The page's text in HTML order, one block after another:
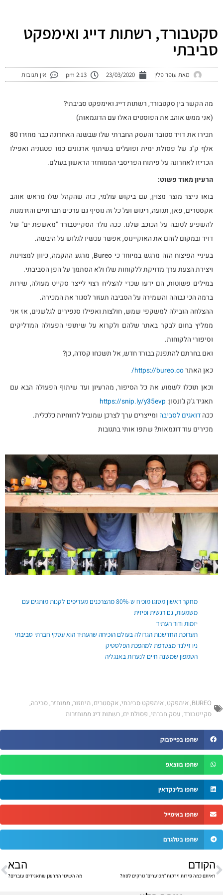
סקטבורד, רשתות דייג ואימפקט
סביבתי
מאת עופר פלין 23/03/2020
2:13 pm אין תגובות
מה הקשר בין סקטבורד, רשתות דייג ואימפקט סביבתי?
(אני ממש אוהב את הפוסטים האלו עם הדוגמאות)
תכירו את דויד סטובר והעסק החברתי שלו שבשנה האחרונה כבר מחזרו 80
אלף ק"ג של פסולת ימית ופועלים בשיתוף ארגונים כמו פטגוניה ואפילו
הכריזו לאחרונה על פיתוח הפריסבי הממוחזר הראשון בעולם.
הרעיון מאוד פשוט:
בואו נייצר מוצר מצוין, עם ביקוש עולמי, כזה שהקהל שלו מראש אוהב
אקסטרים, פאן, תנועה, ריגוש ועל כל זה נוסיף גם ערכים חברתיים והזדמנות
להשפיע לטובה על הכוכב שלנו. ככה נולד הסקייטבורד "מאשפת ים" של
דויד ובמקום לזהם את האוקיינוס, אפשר עכשיו לגלוש על היבשה.
בעיניי הפיצוח הזה מרגש במיוחד כי Bureo, מרגע ההקמה, כיוון למצוינות
ויצירת הצעת ערך מדויקת ללקוחות שלו ולא הסתמך על הפן הסביבתי.
במילים פשוטות, הם ידעו שכדי להצליח רצוי לייצר סקייט מעולה, שירות
ברמה הכי גבוהה והשמירה על הסביבה תעזור לסגור את המכירה.
ההצלחה הובילה למשקפי שמש, חולצות ואפילו סנפירים לגלשנים, אז אני
ממליץ בחום לבקר באתר שלהם ולקרוא על שיתופי הפעולה המדליקים
וסיפורי הלקוחות.
ואם בחרתם להתפנק בבורד חדש, אל תשכחו קסדה, כן?
כאן האתרhttps://bureo.co/
וכאן תוכלו לשמוע את כל הסיפור, מהרעיון ועד שיתוף הפעולה הבא עם
תאגיד ג'ק ג'ונסון: https://snip.ly/y35evp
ככה דואגים לסביבה ומייצרים ערך לצרכן שמוביל לרווחיות כלכלית.
מכירים עוד דוגמאות? שתפו אותי בתגובות
מחקר ראשון מסוגו מוכיח ש-80% מהצרכנים מעדיפים לקנות מותגים עם
משמעות, גם רגשית ופיזית
יזמות ודור העתיד
תערוכת החדשנות הגדולה בעולם הוכיחה שהעתיד הוא עסקי חברתי סביבתי
ניו זילנד מצטרפת למהפכת הפלסטיק
הטמפון שמשנה חיים לנערות באנגליה
BUREO
,אימפקט,אימפקט סביבתי,אקסטרים,מיחזור,ממוחזר,סביבה,
סקייטבורד, עסק חברתי, פסולת ים,רשתות דיג ממוחזרות
שתפו בפייסבוק
שתפו בווצאפ
שתפו בלינקדאין
שתפו באימייל
שתפו בטלגרם
קודם
הקודם
ראיתם כמה פירות וירקות "מכוערים" נזרקים לפח?
הבא
מה השינוי המרענן שתאגידים עוברים?